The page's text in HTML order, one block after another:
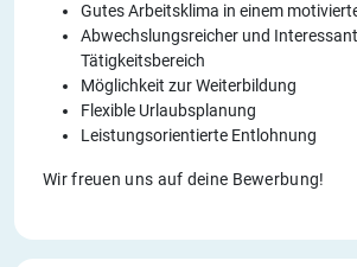
Gutes Arbeitsklima in einem
Abwechslungsreicher und
Tätigkeitsbereich
Möglichkeit zur Weiterbildung
Flexible Urlaubsplanung
Leistungsorientierte Entlohnung
Wir freuen uns auf deine Bewerbung!